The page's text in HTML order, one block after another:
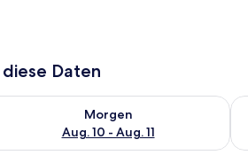
Daten
Aug. 9 - Aug. 10.
Morgen
Aug. 10 - Aug. 11
die Verfügbarkeit für morgen,